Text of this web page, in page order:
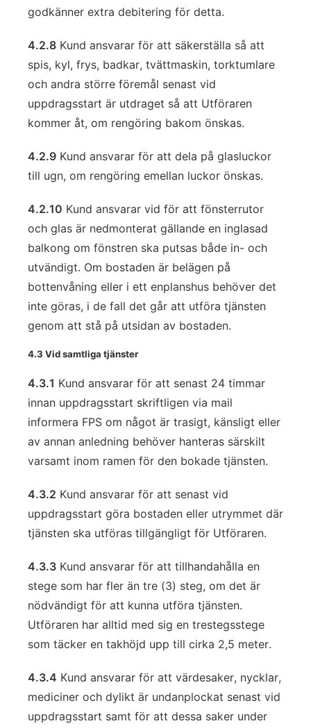
godkänner extra debitering för detta.
4.2.8 Kund ansvarar för att säkerställa så att
spis, kyl, frys, badkar, tvättmaskin, torktumlare
och andra större föremål senast vid
uppdragsstart är utdraget så att Utföraren
kommer åt, om rengöring bakom önskas.
4.2.9 Kund ansvarar för att dela på glasluckor
till ugn, om rengöring emellan luckor önskas.
4.2.10 Kund ansvarar vid för att fönsterrutor
och glas är nedmonterat gällande en inglasad
balkong om fönstren ska putsas både in- och
utvändigt. Om bostaden är belägen på
bottenvåning eller i ett enplanshus behöver det
inte göras, i de fall det går att utföra tjänsten
genom att stå på utsidan av bostaden.
4.3 Vid samtliga tjänster
4.3.1 Kund ansvarar för att senast 24 timmar
innan uppdragsstart skriftligen via mail
informera FPS om något är trasigt, känsligt eller
av annan anledning behöver hanteras särskilt
varsamt inom ramen för den bokade tjänsten.
4.3.2 Kund ansvarar för att senast vid
uppdragsstart göra bostaden eller utrymmet där
tjänsten ska utföras tillgängligt för Utföraren.
4.3.3 Kund ansvarar för att tillhandahålla en
stege som har fler än tre (3) steg, om det är
nödvändigt för att kunna utföra tjänsten.
Utföraren har alltid med sig en trestegsstege
som täcker en takhöjd upp till cirka 2,5 meter.
4.3.4 Kund ansvarar för att värdesaker, nycklar,
mediciner och dylikt är undanplockat senast vid
uppdragsstart samt för att dessa saker under